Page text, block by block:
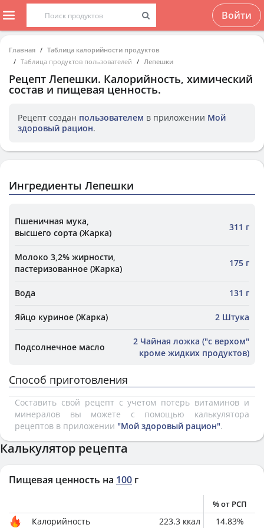
Войти
Главная
Таблица калорийности продуктов
Таблица продуктов пользователей
Лепешки
Рецепт Лепешки. Калорийность, химический
состав и пищевая ценность.
Рецепт создан пользователем в приложении Мой
здоровый рацион.
Ингредиенты Лепешки
Пшеничная мука,
высшего сорта (Жарка)
311 г
Молоко 3,2% жирности,
пастеризованное (Жарка)
175 г
Вода 131 г
Яйцо куриное (Жарка) 2 Штука
Подсолнечное масло
2 Чайная ложка ("с верхом"
кроме жидких продуктов)
Способ приготовления
Составить свой рецепт с учетом потерь витаминов и
минералов вы можете с помощью калькулятора
рецептов в приложении "Мой здоровый рацион".
Калькулятор рецепта
Пищевая ценность на 100 г
% от РСП
Калорийность 223.3 ккал 14.83%